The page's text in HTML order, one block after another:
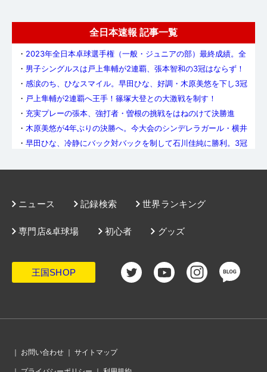
全日本速報 記事一覧
・ 2023年全日本卓球選手権（一般・ジュニアの部）最終成績。全
・ 男子シングルスは戸上隼輔が2連覇、張本智和の3冠はならず！
・ 感涙のち、ひなスマイル。早田ひな、好調・木原美悠を下し3冠
・ 戸上隼輔が2連覇へ王手！篠塚大登との大激戦を制す！
・ 充実プレーの張本、強打者・曽根の挑戦をはねのけて決勝進
・ 木原美悠が4年ぶりの決勝へ。今大会のシンデレラガール・横井
・ 早田ひな、冷静にバック対バックを制して石川佳純に勝利。3冠
・昨年の悔しさ晴らすVに熱い抱擁。張本／森薗が男子ダブルス初
・ 男子複準決勝、張本／森薗が激戦を制す。及川／松島、女子は
伊藤／早田と成本／井が決勝へ
りを果たす
・篠塚大登と張本智和が4強入り！篠塚は激しいラリー戦を制す
・新進気鋭の横井咲桜、準決勝進出を果たす
早田ひなと横井咲桜も4強入り。早田は得意の飛びつきでストレ
ート勝ち
・宇田幸矢が好調の上村慶哉を破り準々決勝進出を決める！
・男子6回戦屈指の好ゲーム、篠塚大登が吉村真晴を破る！
女子シングルス6回戦の全結果。平野美宇は大藤との激戦を制す
ニュース 記録検索 世界ランキング
グッズ
専門店&卓球場 初心者
王国SHOP
｜ お問い合わせ ｜ サイトマップ